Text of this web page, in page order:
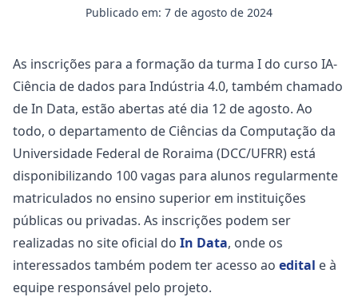
Publicado em: 7 de agosto de 2024
As inscrições para a formação da turma I do curso IA-
Ciência de dados para Indústria 4.0, também chamado
de In Data, estão abertas até dia 12 de agosto. Ao
todo, o departamento de Ciências da Computação da
Universidade Federal de Roraima (DCC/UFRR) está
disponibilizando 100 vagas para alunos regularmente
matriculados no ensino superior em instituições
públicas ou privadas. As inscrições podem ser
realizadas no site oficial do In Data, onde os
interessados também podem ter acesso ao edital e à
equipe responsável pelo projeto.